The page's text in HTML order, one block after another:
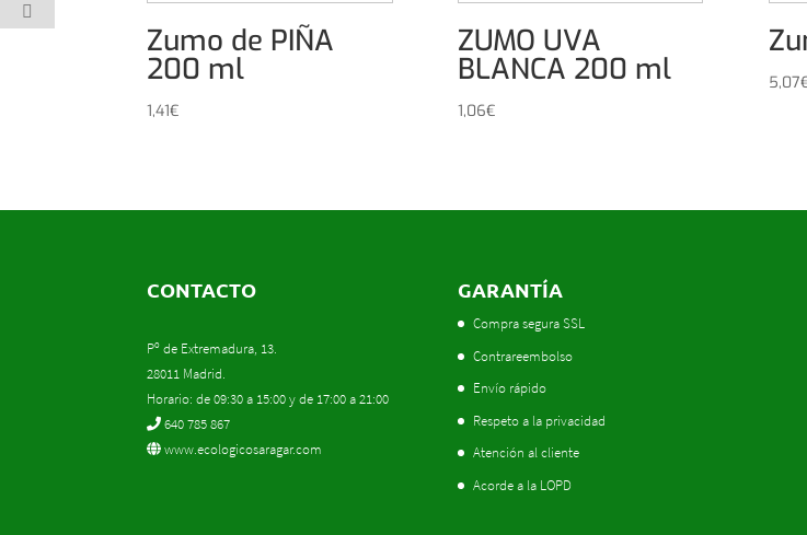
Zumo de PIÑA
200 ml
1,41€
ZUMO UVA
BLANCA 200 ml
1,06€
5,07
CONTACTO
Pº de Extremadura, 13.
28011 Madrid.
Horario: de 09:30 a 15:00 y de 17:00 a 21:00
640 785 867
www.ecologicosaragar.com
GARANTÍA
Compra segura SSL
Contrareembolso
Envío rápido
Respeto a la privacidad
Atención al cliente
Acorde a la LOPD